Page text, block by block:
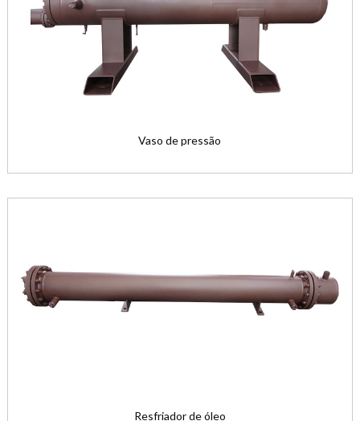
Vaso de pressão
Resfriador de óleo